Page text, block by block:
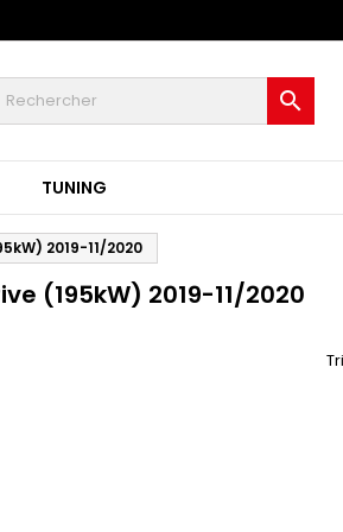

TUNING
2019-11/2020
(195kW) 2019-11/2020